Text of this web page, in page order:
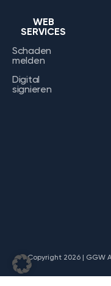
WEB
SERVICES
Schaden
melden
Digital
signieren
Copyright 2026 | GGW